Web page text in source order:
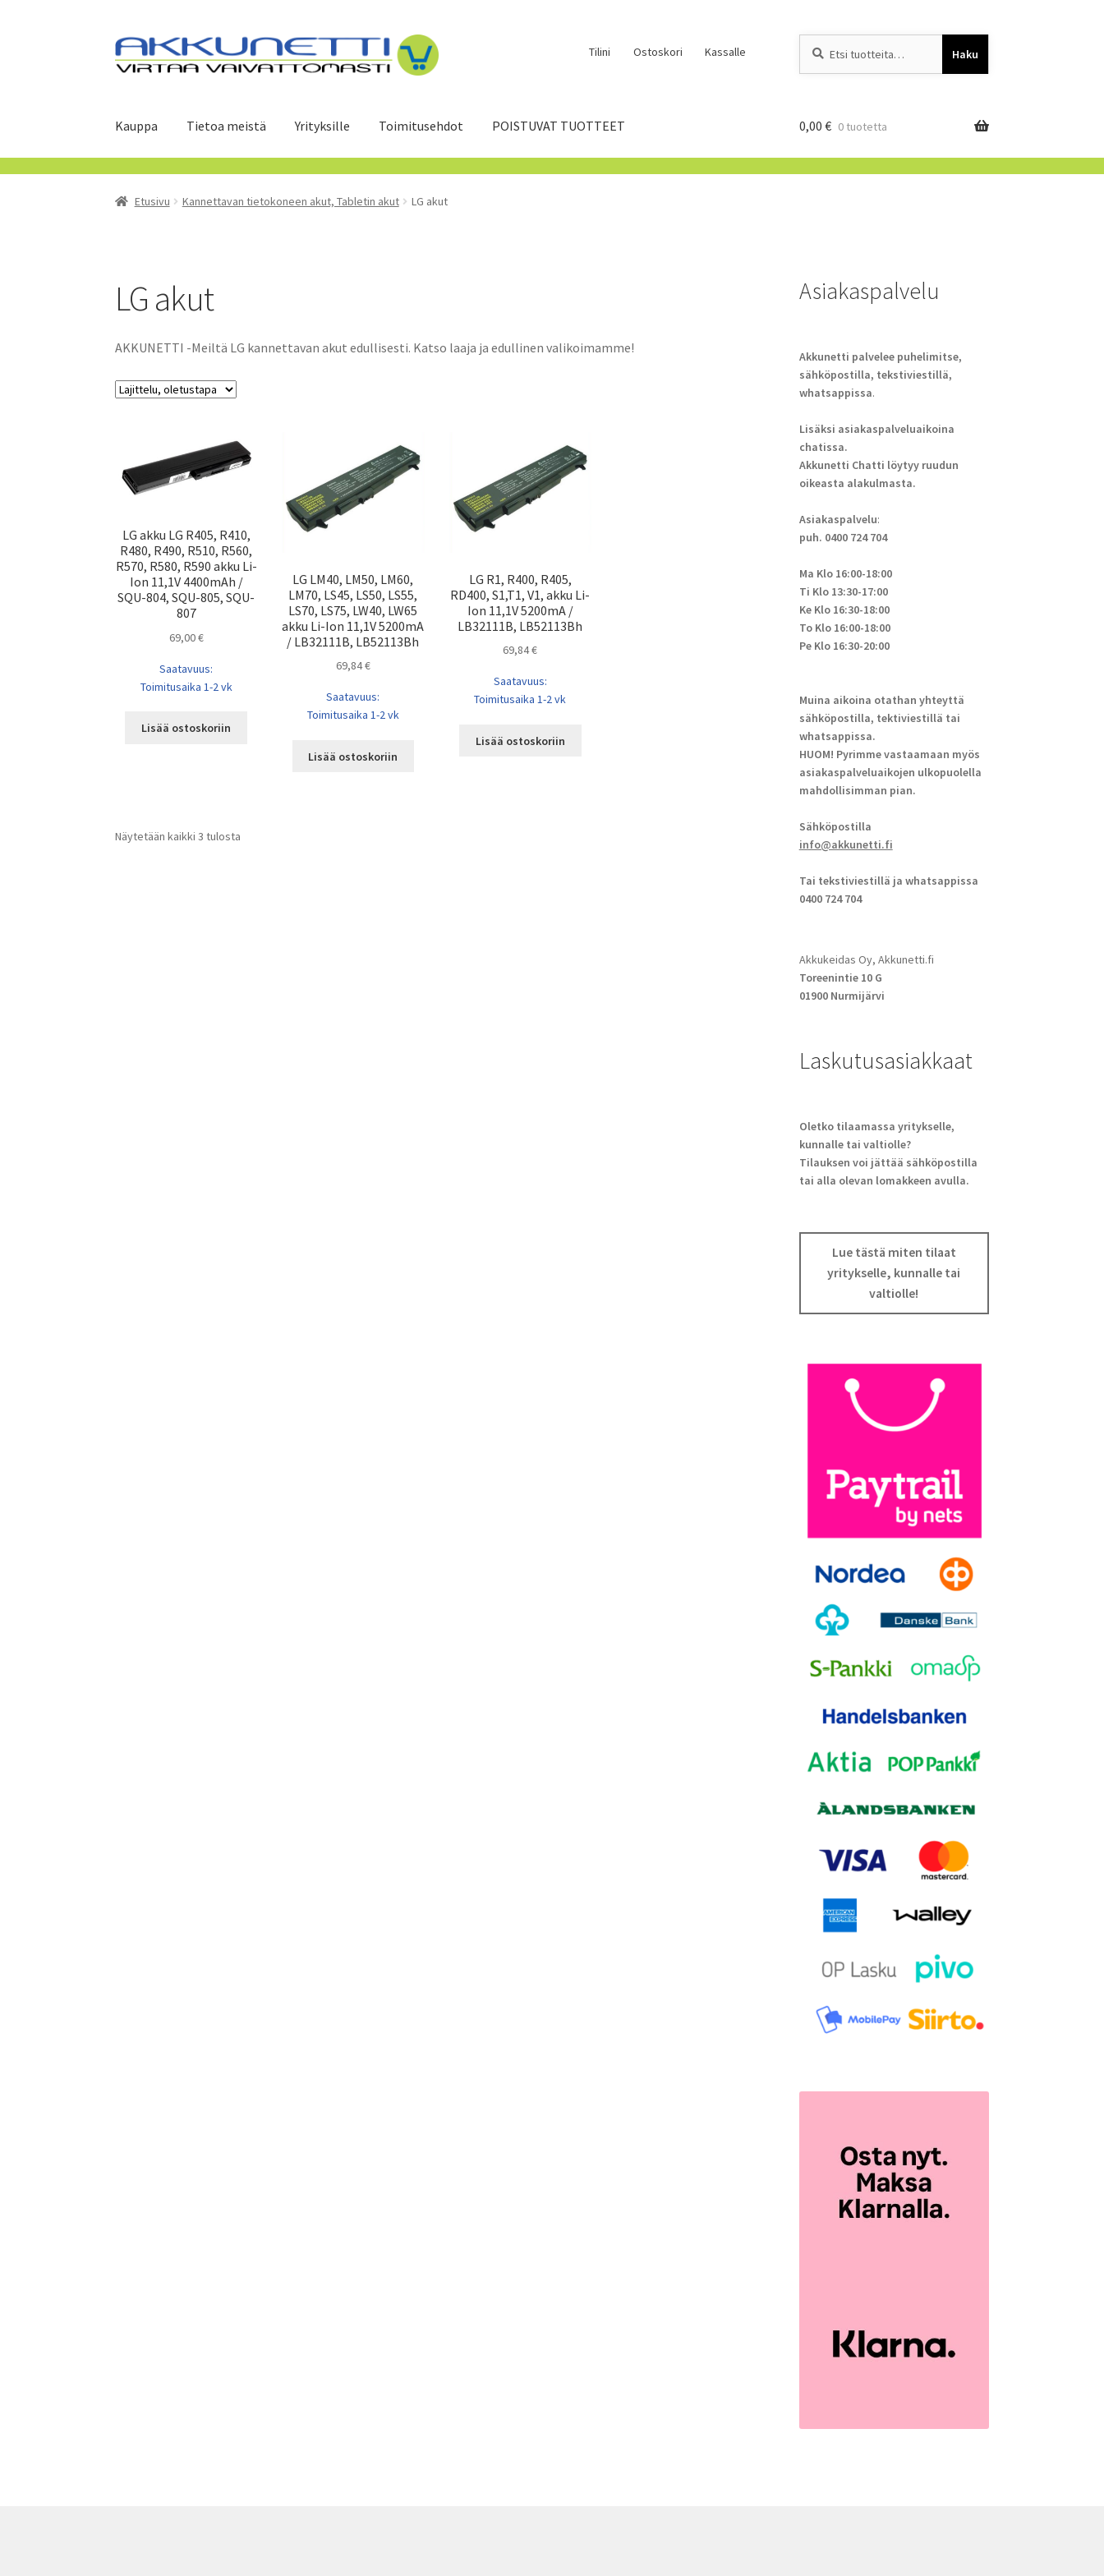
Siirry
navigointiin
Siirry
sisältöön
Tilini Ostoskori Kassalle Haku
Kauppa Tietoa meistä Yrityksille Toimitusehdot POISTUVAT TUOTTEET 0,00 € 0 tuotetta
Etusivu Kannettavan tietokoneen akut, Tabletin akut LG akut
LG akut
AKKUNETTI -Meiltä LG kannettavan akut edullisesti. Katso laaja ja edullinen valikoimamme!
LG akku LG R405, R410,
R480, R490, R510, R560,
R570, R580, R590 akku Li-
Ion 11,1V 4400mAh /
SQU-804, SQU-805, SQU-
807
69,00€
Saatavuus:
Toimitusaika 1-2 vk
Lisää ostoskoriin
LG LM40, LM50, LM60,
LM70, LS45, LS50, LS55,
LS70, LS75, LW40, LW65
akku Li-Ion 11,1V 5200mA
/ LB32111B, LB52113Bh
69,84€
Saatavuus:
Toimitusaika 1-2 vk
Lisää ostoskoriin
LG R1, R400, R405,
RD400, S1,T1, V1, akku Li-
Ion 11,1V 5200mA /
LB32111B, LB52113Bh
69,84€
Saatavuus:
Toimitusaika 1-2 vk
Lisää ostoskoriin
Näytetään kaikki 3 tulosta
Asiakaspalvelu
Akkunetti palvelee puhelimitse,
sähköpostilla, tekstiviestillä,
whatsappissa.
Lisäksi asiakaspalveluaikoina
chatissa.
Akkunetti Chatti löytyy ruudun
oikeasta alakulmasta.
Asiakaspalvelu:
puh. 0400 724 704
Ma Klo 16:00-18:00
Ti Klo 13:30-17:00
Ke Klo 16:30-18:00
To Klo 16:00-18:00
Pe Klo 16:30-20:00
Muina aikoina otathan yhteyttä
sähköpostilla, tektiviestillä tai
whatsappissa.
HUOM! Pyrimme vastaamaan myös
asiakaspalveluaikojen ulkopuolella
mahdollisimman pian.
Sähköpostilla
info@akkunetti.fi
Tai tekstiviestillä ja whatsappissa
0400 724 704
Akkukeidas Oy, Akkunetti.fi
Toreenintie 10 G
01900 Nurmijärvi
Laskutusasiakkaat
Oletko tilaamassa yritykselle,
kunnalle tai valtiolle?
Tilauksen voi jättää sähköpostilla
tai alla olevan lomakkeen avulla.
Lue tästä miten tilaat
yritykselle, kunnalle tai
valtiolle!